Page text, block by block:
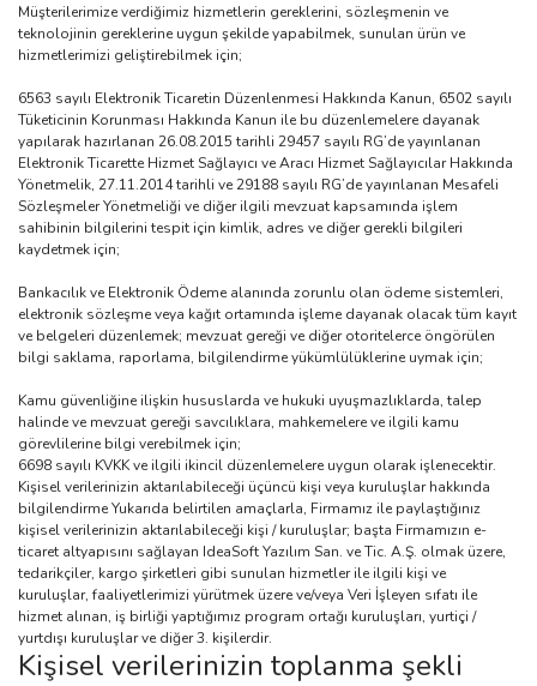
Müşterilerimize verdiğimiz hizmetlerin gereklerini, sözleşmenin ve
teknolojinin gereklerine uygun şekilde yapabilmek, sunulan ürün ve
hizmetlerimizi geliştirebilmek için;
6563 sayılı Elektronik Ticaretin Düzenlenmesi Hakkında Kanun, 6502 sayılı
Tüketicinin Korunması Hakkında Kanun ile bu düzenlemelere dayanak
yapılarak hazırlanan 26.08.2015 tarihli 29457 sayılı RG’de yayınlanan
Elektronik Ticarette Hizmet Sağlayıcı ve Aracı Hizmet Sağlayıcılar Hakkında
Yönetmelik, 27.11.2014 tarihli ve 29188 sayılı RG’de yayınlanan Mesafeli
Sözleşmeler Yönetmeliği ve diğer ilgili mevzuat kapsamında işlem
sahibinin bilgilerini tespit için kimlik, adres ve diğer gerekli bilgileri
kaydetmek için;
Bankacılık ve Elektronik Ödeme alanında zorunlu olan ödeme sistemleri,
elektronik sözleşme veya kağıt ortamında işleme dayanak olacak tüm kayıt
ve belgeleri düzenlemek; mevzuat gereği ve diğer otoritelerce öngörülen
bilgi saklama, raporlama, bilgilendirme yükümlülüklerine uymak için;
Kamu güvenliğine ilişkin hususlarda ve hukuki uyuşmazlıklarda, talep
halinde ve mevzuat gereği savcılıklara, mahkemelere ve ilgili kamu
görevlilerine bilgi verebilmek için;
6698 sayılı KVKK ve ilgili ikincil düzenlemelere uygun olarak işlenecektir.
Kişisel verilerinizin aktarılabileceği üçüncü kişi veya kuruluşlar hakkında
bilgilendirme Yukarıda belirtilen amaçlarla, Firmamız ile paylaştığınız
kişisel verilerinizin aktarılabileceği kişi / kuruluşlar; başta Firmamızın e-
ticaret altyapısını sağlayan IdeaSoft Yazılım San. ve Tic. A.Ş. olmak üzere,
tedarikçiler, kargo şirketleri gibi sunulan hizmetler ile ilgili kişi ve
kuruluşlar, faaliyetlerimizi yürütmek üzere ve/veya Veri İşleyen sıfatı ile
hizmet alınan, iş birliği yaptığımız program ortağı kuruluşları, yurtiçi /
yurtdışı kuruluşlar ve diğer 3. kişilerdir.
Kişisel verilerinizin toplanma şekli